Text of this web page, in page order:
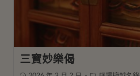
三寶妙樂偈